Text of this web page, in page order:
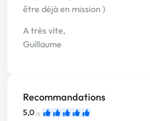
être déjà en mission )
A très vite,
Guillaume
Recommandations
5,0 /5